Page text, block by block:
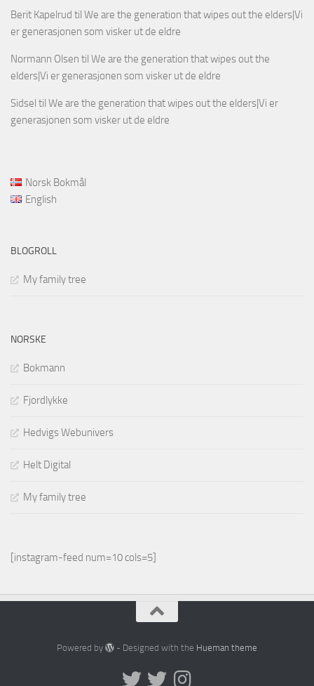
Berit Kapelrud til We are the generation that wipes out the elders|Vi
er generasjonen som visker ut de eldre
Normann Olsen til We are the generation that wipes out the
elders|Vi er generasjonen som visker ut de eldre
Sidsel til We are the generation that wipes out the elders|Vi er
generasjonen som visker ut de eldre
Norsk Bokmål
English
BLOGROLL
My family tree
NORSKE
Bokmann
Fjordlykke
Hedvigs Webunivers
Helt Digital
My family tree
[instagram-feed num=10 cols=5]
Powered by - Designed with the Hueman theme